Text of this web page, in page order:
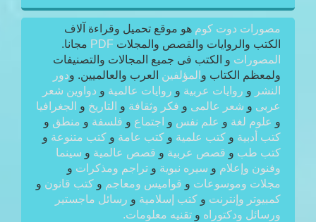
مصورات دوت كوم هو موقع تحميل وقراءة آلاف
الكتب والروايات والقصص والمجلات PDF مجانا.
المصورات و الكتب فى جميع المجالات والتصنيفات
ولمعظم الكتاب و المؤلفين العرب والعالميين. ودور
النشر و روايات عربية و روايات عالمية و دواوين شعر
عربى و شعر عالمى و فكر وثقافة و التاريخ و الجغرافيا
و علوم لغة و علم نفس و اجتماع و فلسفة و منطق و
كتب أدبية و كتب علمية و كتب عامة و كتب متنوعة و
كتب طب و قصص عربية و قصص عالمية و سينما
وفنون وإعلام و سيره نبوية و تراجم ومذكرات و
مجلات وموسوعات و قواميس ومعاجم و كتب قانون و
كمبيوتر وإنترنت و كتب إسلامية و رسائل ماجستير
ورسائل ودكتوراه و تقنيه معلومات.